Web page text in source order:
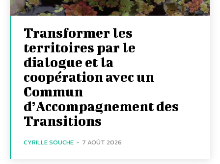
Transformer les
territoires par le
dialogue et la
coopération avec un
Commun
d’Accompagnement des
Transitions
CYRILLE SOUCHE - 7 AOÛT 2026